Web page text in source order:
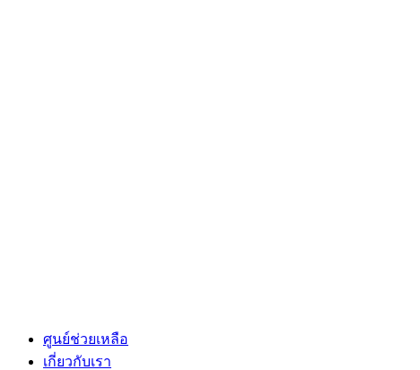
ศูนย์ช่วยเหลือ
เกี่ยวกับเรา